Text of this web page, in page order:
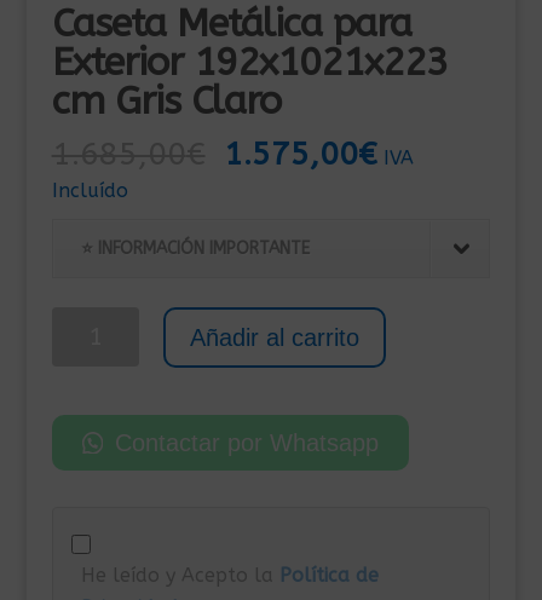
Caseta Metálica para
Exterior 192x1021x223
cm Gris Claro
El
era:
1.575,00€El
IVA
Incluído
⭐ INFORMACIÓN IMPORTANTE
Exterior
192x1021x223
Claro
cantidad
Añadir al carrito
Contactar por Whatsapp
He leído y Acepto la Política de